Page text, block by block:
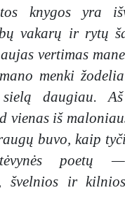
knygos yra
vakarų ir rytų
vertimas
menki
daugiau.
vienas iš
buvo, kaip
poetų
švelnios ir